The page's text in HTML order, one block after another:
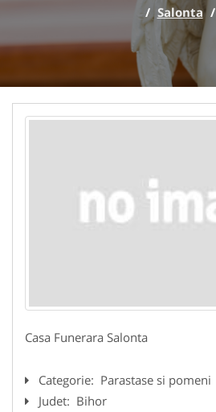
/ Salonta /
Casa Funerara Salonta
Categorie: Parastase si pomeni
Judet: Bihor